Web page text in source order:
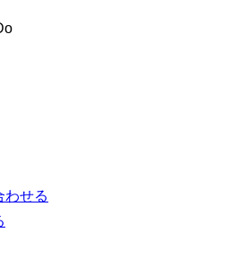
わせる